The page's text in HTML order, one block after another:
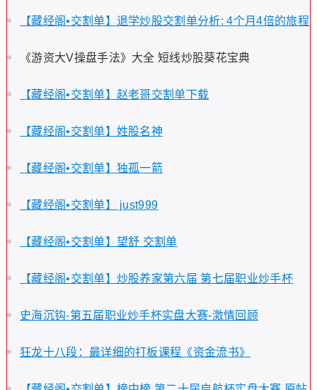
【藏经阁•交割单】退学炒股交割单分析: 4个月4倍的旅程
《游资大V操盘手法》大全 短线炒股葵花宝典
【藏经阁•交割单】赵老哥交割单下载
【藏经阁•交割单】姓股名神
【藏经阁•交割单】独孤一箭
【藏经阁•交割单】 just999
【藏经阁•交割单】望舒 交割单
【藏经阁•交割单】炒股养家第六届 第七届职业炒手杯
史海沉钩-第五届职业炒手杯实盘大赛-激情回顾
狂龙十八段：最详细的打板课程《资金流书》